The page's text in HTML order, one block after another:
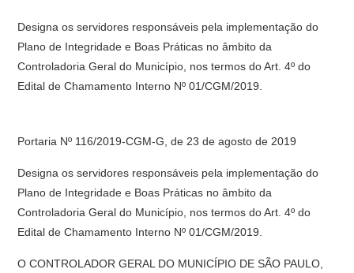
Designa os servidores responsáveis pela implementação do
Plano de Integridade e Boas Práticas no âmbito da
Controladoria Geral do Município, nos termos do Art. 4º do
Edital de Chamamento Interno Nº 01/CGM/2019.
Portaria Nº 116/2019-CGM-G, de 23 de agosto de 2019
Designa os servidores responsáveis pela implementação do
Plano de Integridade e Boas Práticas no âmbito da
Controladoria Geral do Município, nos termos do Art. 4º do
Edital de Chamamento Interno Nº 01/CGM/2019.
O CONTROLADOR GERAL DO MUNICÍPIO DE SÃO PAULO,